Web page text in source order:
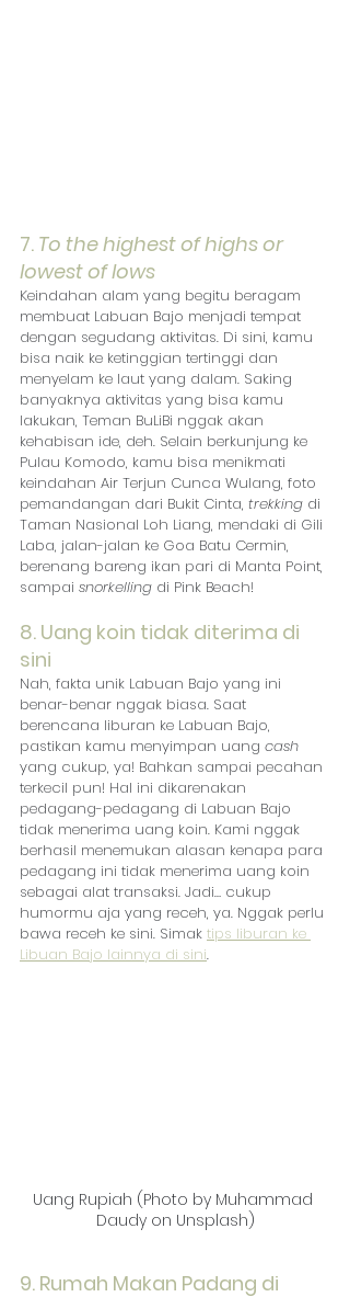
7. To the highest of highs or
lowest of lows
Keindahan alam yang begitu beragam
membuat Labuan Bajo menjadi tempat
dengan segudang aktivitas. Di sini, kamu
bisa naik ke ketinggian tertinggi dan
menyelam ke laut yang dalam. Saking
banyaknya aktivitas yang bisa kamu
lakukan, Teman BuLiBi nggak akan
kehabisan ide, deh. Selain berkunjung ke
Pulau Komodo, kamu bisa menikmati
keindahan Air Terjun Cunca Wulang, foto
pemandangan dari Bukit Cinta, trekking di
Taman Nasional Loh Liang, mendaki di Gili
Laba, jalan-jalan ke Goa Batu Cermin,
berenang bareng ikan pari di Manta Point,
sampai snorkelling di Pink Beach!
8. Uang koin tidak diterima di
sini
Nah, fakta unik Labuan Bajo yang ini
benar-benar nggak biasa. Saat
berencana liburan ke Labuan Bajo,
pastikan kamu menyimpan uang cash
yang cukup, ya! Bahkan sampai pecahan
terkecil pun! Hal ini dikarenakan
pedagang-pedagang di Labuan Bajo
tidak menerima uang koin. Kami nggak
berhasil menemukan alasan kenapa para
pedagang ini tidak menerima uang koin
sebagai alat transaksi. Jadi… cukup
humormu aja yang receh, ya. Nggak perlu
bawa receh ke sini. Simak tips liburan ke
Libuan Bajo lainnya di sini.
Uang Rupiah (Photo by Muhammad
Daudy on Unsplash)
9. Rumah Makan Padang di